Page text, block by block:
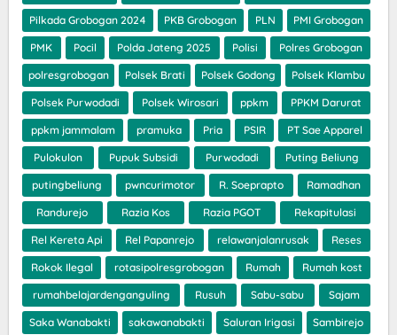
Pilkada Grobogan 2024 PKB Grobogan PLN PMI Grobogan
PMK Pocil Polda Jateng 2025 Polisi Polres Grobogan
polresgrobogan Polsek Brati Polsek Godong Polsek Klambu
Polsek Purwodadi Polsek Wirosari ppkm PPKM Darurat
ppkm jammalam pramuka Pria PSIR PT Sae Apparel
Pulokulon Pupuk Subsidi Purwodadi Puting Beliung
putingbeliung pwncurimotor R. Soeprapto Ramadhan
Randurejo Razia Kos Razia PGOT Rekapitulasi
Rel Kereta Api Rel Papanrejo relawanjalanrusak Reses
Rokok Ilegal rotasipolresgrobogan Rumah Rumah kost
rumahbelajardenganguling Rusuh Sabu-sabu Sajam
Saka Wanabakti sakawanabakti Saluran Irigasi Sambirejo